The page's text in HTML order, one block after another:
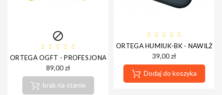

ORTEGA OGFT - PROFESJONALNY TAMBURYN NA STOPĘ
89,00 zł
brak na stanie
ORTEGA HUMIUK-BK -
39,00 zł
Dodaj do koszyka